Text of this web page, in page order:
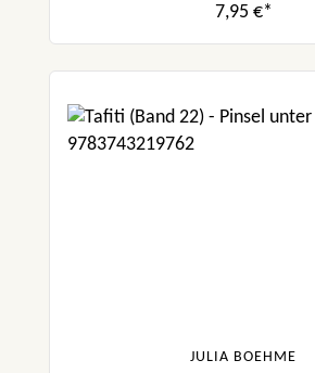
7,95 €*
JULIA BOEHME